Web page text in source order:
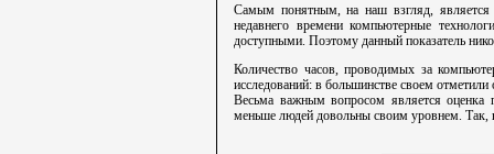
Самым понятным, на наш взгляд, является
недавнего времени компьютерные
доступными. Поэтому данный показатель
Количество часов, проводимых за
исследований: в большинстве своем
Весьма важным вопросом является оценка
меньше людей довольны своим уровнем. Так,